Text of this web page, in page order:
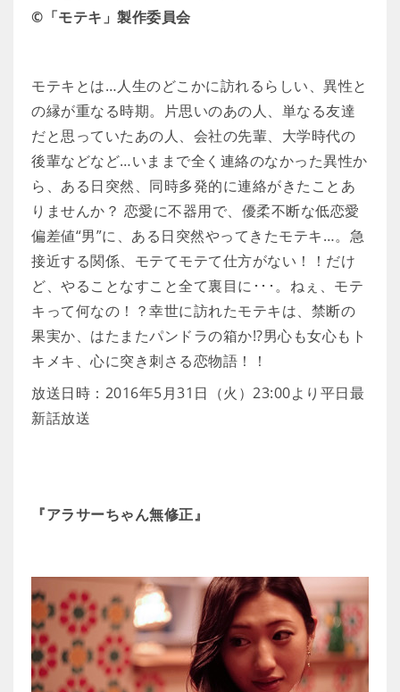
©「モテキ」製作委員会
モテキとは…人生のどこかに訪れるらしい、異性と
の縁が重なる時期。片思いのあの人、単なる友達
だと思っていたあの人、会社の先輩、大学時代の
後輩などなど…いままで全く連絡のなかった異性か
ら、ある日突然、同時多発的に連絡がきたことあ
りませんか？ 恋愛に不器用で、優柔不断な低恋愛
偏差値“男”に、ある日突然やってきたモテキ…。急
接近する関係、モテてモテて仕方がない！！だけ
ど、やることなすこと全て裏目に･･･。ねぇ、モテ
キって何なの！？幸世に訪れたモテキは、禁断の
果実か、はたまたパンドラの箱か!?男心も女心もト
キメキ、心に突き刺さる恋物語！！
放送日時：2016年5月31日（火）23:00より平日最
新話放送
『アラサーちゃん無修正』